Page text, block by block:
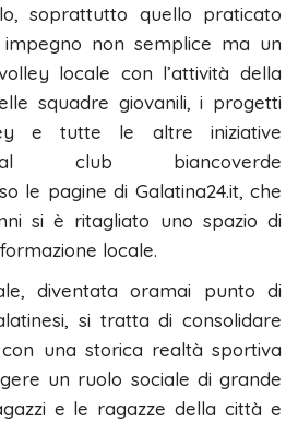
soprattutto quello praticato
non semplice ma un
locale con l’attività della
squadre giovanili, i progetti
e tutte le altre iniziative
club biancoverde
le pagine di Galatina24.it, che
si è ritagliato uno spazio di
locale.
diventata oramai punto di
si tratta di consolidare
una storica realtà sportiva
un ruolo sociale di grande
e le ragazze della città e